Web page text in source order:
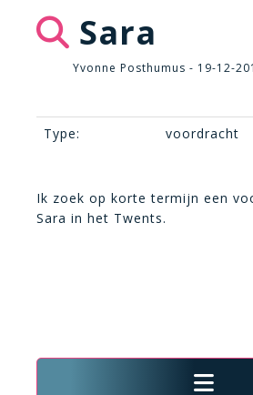
Sara
Yvonne Posthumus - 19-12-
Type: voordracht
Ik zoek op korte termijn een
Sara in het Twents.